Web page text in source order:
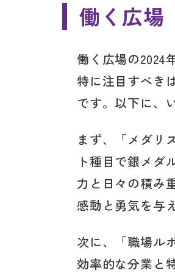
働く広場
働く広場の2024
特に注目すべき
です。以下に、
まず、「メダリ
ト種目で銀メダ
力と日々の積み
感動と勇気を与
次に、「職場ル
効率的な分業と